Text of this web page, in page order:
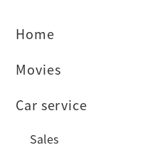
Home
Movies
Car service
Sales